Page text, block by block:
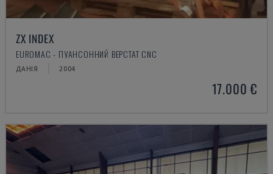
ZX INDEX
EUROMAC - ПУАНСОННИЙ ВЕРСТАТ CNC
ДАНІЯ 2004
17.000 €